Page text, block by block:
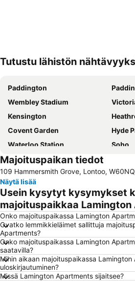
Tutustu lähistön
Paddington
Wembley Stadium
Kensington
Covent Garden
Hyde
Waterloo Station
Soho
Liverpool Street Station
Camden Town
Oxford Street
Kings Cross
Tottenham Hotspur Stadium
Earls
British Museum
Big
South Kensington
The O2
Westminster
King's
Stratford Station
Majoituspaikan tiedot
109 Hammersmith Grove, Lontoo,
Näytä lisää
Usein kysytyt kysymykset
majoituspaikkaa
Onko majoituspaikassa Lamington
Ovatko lemmikkieläimet sallittuja
Apartments?
Onko majoituspaikassa Lamington
saatavilla?
Mihin aikaan majoituspaikassa
uloskirjautuminen?
Missä Lamington Apartments sijaitsee?